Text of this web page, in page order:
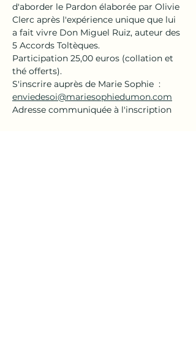
d'aborder le Pardon élaborée par Olivie
Clerc après l'expérience unique que lui
a fait vivre Don Miguel Ruiz, auteur des
5 Accords Toltèques.
Participation 25,00 euros (collation et
thé offerts).
S'inscrire auprès de Marie Sophie  :
enviedesoi@mariesophiedumon.com
Adresse communiquée à l'inscription